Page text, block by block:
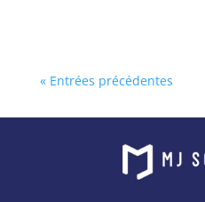
« Entrées précédentes